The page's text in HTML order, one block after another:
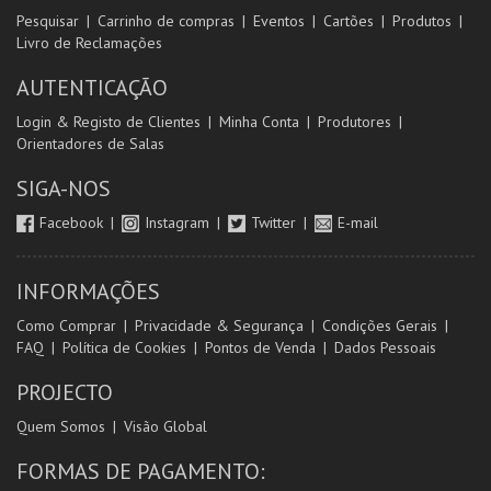
Pesquisar Carrinho de compras Eventos Cartões
Produtos
Livro de Reclamações
AUTENTICAÇÃO
Login & Registo de Clientes Minha Conta
Produtores
Orientadores de Salas
SIGA-NOS
Facebook Instagram Twitter E-mail
INFORMAÇÕES
Como Comprar Privacidade & Segurança
Condições Gerais
FAQ
Política de Cookies Pontos de Venda Dados Pessoais
PROJECTO
Quem Somos Visão Global
FORMAS DE PAGAMENTO: